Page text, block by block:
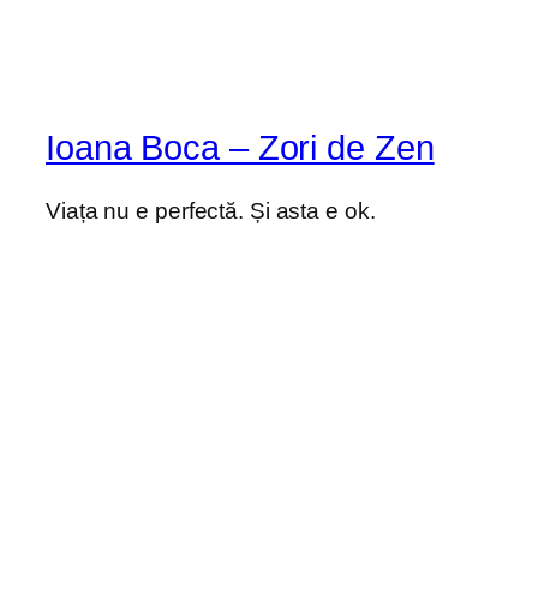
Ioana Boca – Zori de Zen
Viața nu e perfectă. Și asta e ok.